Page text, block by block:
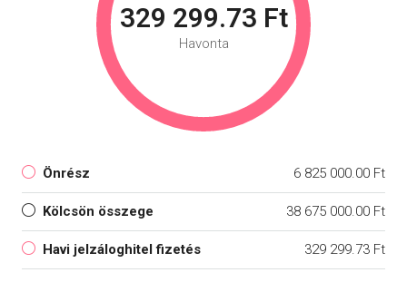
329 299.73 Ft
Havonta
Önrész 6 825 000.00 Ft
Kölcsön összege 38 675 000.00 Ft
Havi jelzáloghitel fizetés 329 299.73 Ft